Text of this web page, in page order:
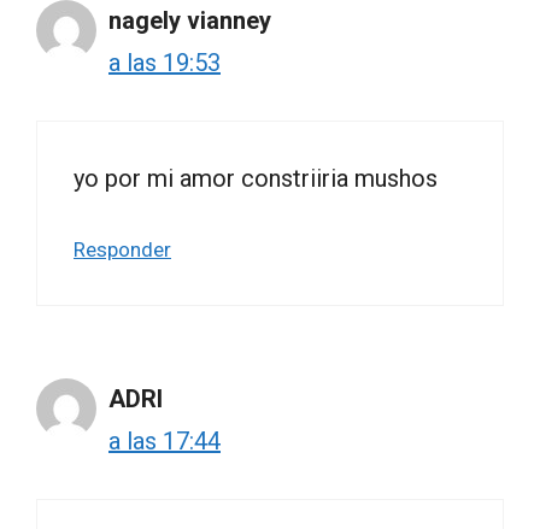
nagely vianney
a las 19:53
yo por mi amor constriiria mushos
Responder
ADRI
a las 17:44